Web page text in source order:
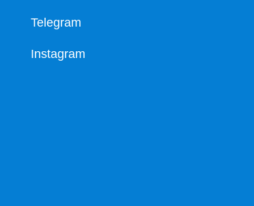
Telegram
Instagram